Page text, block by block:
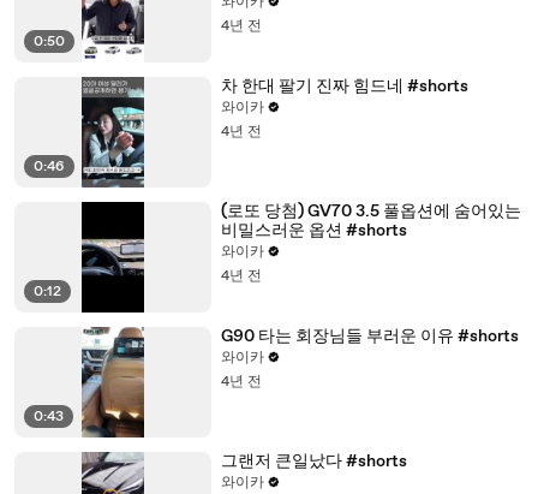
0:50
4년 전
0:46
차 한대 팔기 진짜 힘드네 #shorts
와이카
4년 전
0:12
(로또 당첨) GV70 3.5 풀옵션에 숨어있는
비밀스러운 옵션 #shorts
와이카
4년 전
0:43
G90 타는 회장님들 부러운 이유 #shorts
와이카
4년 전
그랜저 큰일났다 #shorts
와이카